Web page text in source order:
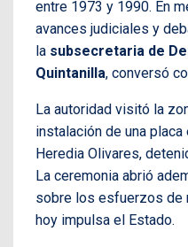
entre 1973 y 1990. En
avances judiciales y
la subsecretaria de
Quintanilla, conversó
La autoridad visitó la
instalación de una
Heredia Olivares,
La ceremonia abrió
sobre los esfuerzos de
hoy impulsa el Estado.